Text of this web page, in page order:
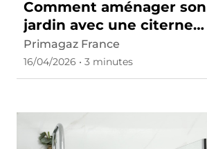
Comment aménager son
jardin avec une citerne
de gaz ?
Primagaz France
16/04/2026 • 3 minutes